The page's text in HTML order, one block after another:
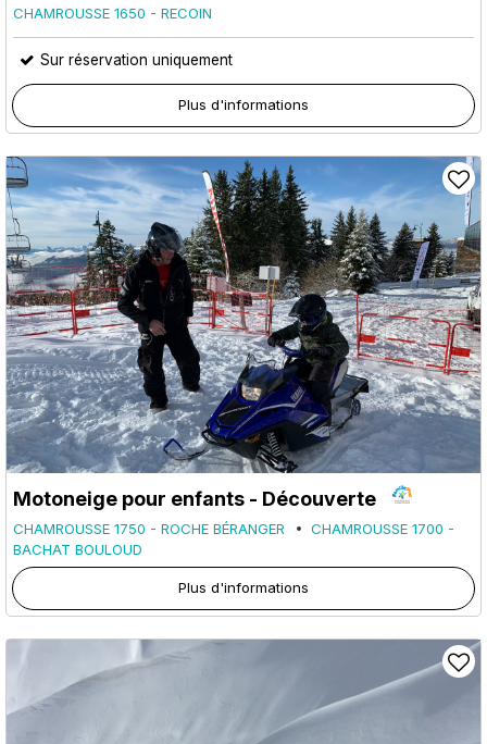
CHAMROUSSE 1650 - RECOIN
Sur réservation uniquement
Plus d'informations
Motoneige pour enfants - Découverte
CHAMROUSSE 1750 - ROCHE BÉRANGER
CHAMROUSSE 1700 -
BACHAT BOULOUD
Plus d'informations